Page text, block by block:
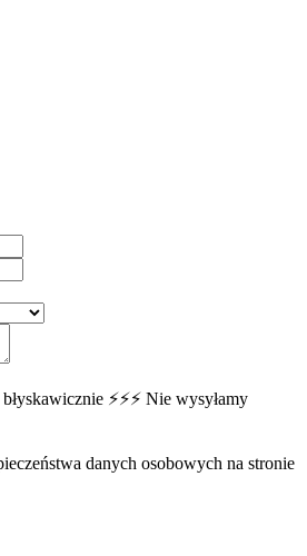
⚡⚡⚡ Nie wysyłamy
danych osobowych na stronie